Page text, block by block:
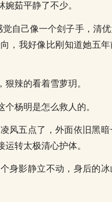
茹平静了不少。
自己像一个刽子手，清
，我好像比刚知道她五
辣的看着雪萝玥。
杨明是怎么救人的。
风五点了，外面依旧黑暗
转太极清心护体。
身影静立不动，身后的